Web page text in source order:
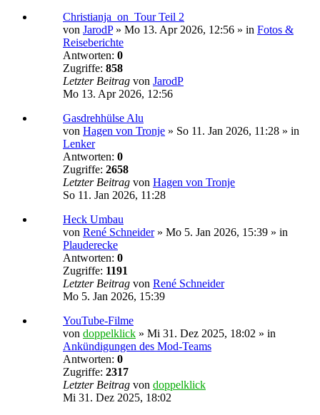
Christianja_on_Tour Teil 2
von JarodP» Mo 13. Apr 2026, 12:56 » in Fotos &
Reiseberichte
Antworten: 0
Zugriffe: 858
Letzter Beitrag von JarodP
Mo 13. Apr 2026, 12:56
Gasdrehhülse Alu
von Hagen von Tronje » So 11. Jan 2026, 11:28 » in
Lenker
Antworten: 0
Zugriffe: 2658
Letzter Beitrag von Hagen von Tronje
So 11. Jan 2026, 11:28
Heck Umbau
von René Schneider» Mo 5. Jan 2026, 15:39 » in
Plauderecke
Antworten: 0
Zugriffe: 1191
Letzter Beitrag von René Schneider
Mo 5. Jan 2026, 15:39
YouTube-Filme
von doppelklick » Mi 31. Dez 2025, 18:02 » in
Ankündigungen des Mod-Teams
Antworten: 0
Zugriffe: 2317
Letzter Beitrag von doppelklick
Mi 31. Dez 2025, 18:02